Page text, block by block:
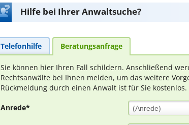
Hilfe bei Ihrer Anwaltsuche?
Telefonhilfe Beratungsanfrage
Sie können hier Ihren Fall schildern. Anschließend
Rechtsanwälte bei Ihnen melden, um das weitere
Rückmeldung durch einen Anwalt ist für Sie kostenlos.
Anrede* (Anrede)